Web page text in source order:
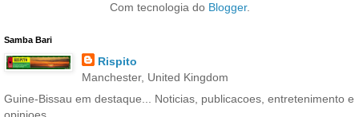
Com tecnologia do Blogger.
Samba Bari
Rispito
Manchester, United Kingdom
Guine-Bissau em destaque... Noticias, publicacoes, entretenimento e